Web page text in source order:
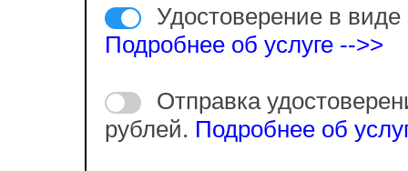
Удостоверение в виде
Подробнее об услуге -->>
Отправка
рублей. Подробнее об